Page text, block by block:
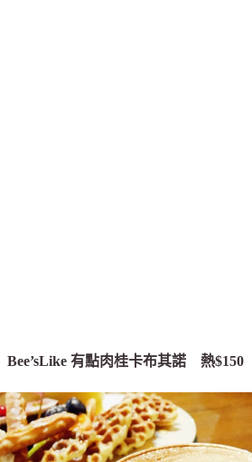
Bee’sLike 有點肉桂卡布其諾 熱$150